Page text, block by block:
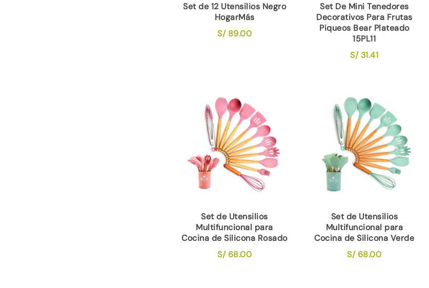
Set de 12 Utensilios Negro
HogarMás
S/89.00
Set De Mini Tenedores
Decorativos Para Frutas
Piqueos Bear Plateado
15PL11
S/31.41
Set de Utensilios
Multifuncional para
Cocina de Silicona Rosado
S/68.00
Set de Utensilios
Multifuncional para
Cocina de Silicona Verde
S/68.00